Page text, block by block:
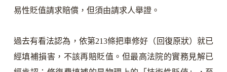
易性貶值請求賠償，但須由請求人舉證。
過去有看法認為，依第213條把車修好（回復原狀）就已
經填補損害，不該再賠貶值。但最高法院的實務見解已